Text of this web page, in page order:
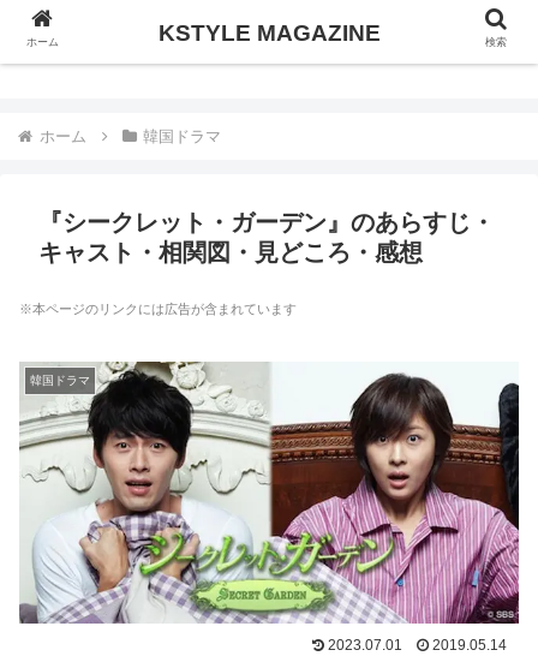
KSTYLE MAGAZINE
ホーム 韓国ドラマ
『シークレット・ガーデン』のあらすじ・
キャスト・相関図・見どころ・感想
※本ページのリンクには広告が含まれています
韓国ドラマ
2023.07.01 2019.05.14
ホーム KSTYLE MAGAZINE 検索